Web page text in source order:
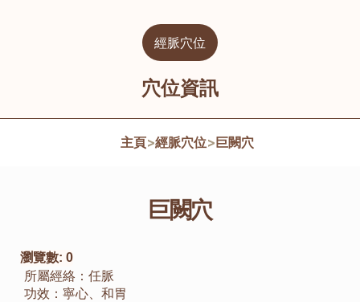
經脈穴位
穴位資訊
主頁>經脈穴位> 巨闕穴
巨闕穴
瀏覽數: 0
所屬經絡： 任脈
功效： 寧心、和胃